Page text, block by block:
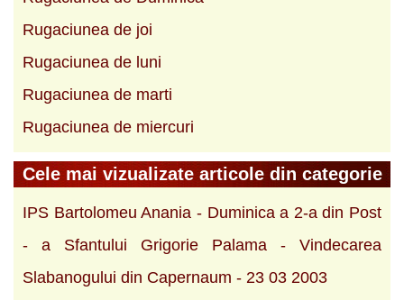
Rugaciunea de joi
Rugaciunea de luni
Rugaciunea de marti
Rugaciunea de miercuri
Cele mai vizualizate articole din categorie
IPS Bartolomeu Anania - Duminica a 2-a din Post
- a Sfantului Grigorie Palama - Vindecarea
Slabanogului din Capernaum - 23 03 2003